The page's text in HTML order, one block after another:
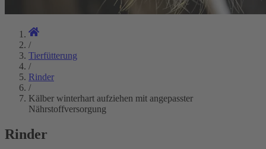
/
Tierfütterung
/
Rinder
/
Kälber winterhart aufziehen mit angepasster
Nährstoffversorgung
Rinder